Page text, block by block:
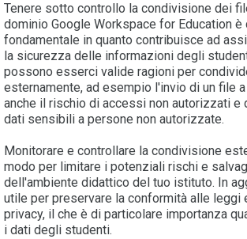
Tenere sotto controllo la condivisione dei
dominio Google Workspace for Education è
fondamentale in quanto contribuisce ad
la sicurezza delle informazioni degli
possono esserci valide ragioni per
esternamente, ad esempio l'invio di un file
anche il rischio di accessi non autorizzati
dati sensibili a persone non autorizzate.
Monitorare e controllare la condivisione
modo per limitare i potenziali rischi e
dell'ambiente didattico del tuo istituto. In
utile per preservare la conformità alle leggi
privacy, il che è di particolare importanza
i dati degli studenti.